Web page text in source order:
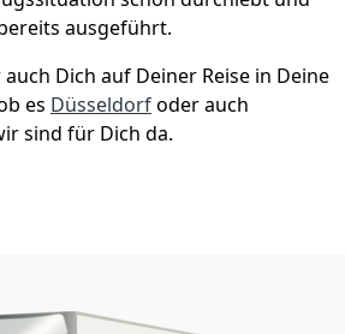
ausgeführt.
Dich auf Deiner Reise in Deine
es Düsseldorfoder auch
sind für Dich da.